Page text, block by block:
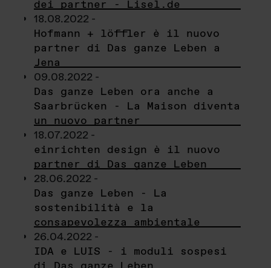
dei partner - Lisel.de
18.08.2022 -
Hofmann + löffler è il nuovo
partner di Das ganze Leben a
Jena
09.08.2022 -
Das ganze Leben ora anche a
Saarbrücken - La Maison diventa
un nuovo partner
18.07.2022 -
einrichten design è il nuovo
partner di Das ganze Leben
28.06.2022 -
Das ganze Leben - La
sostenibilità e la
consapevolezza ambientale
26.04.2022 -
IDA e LUIS - i moduli sospesi